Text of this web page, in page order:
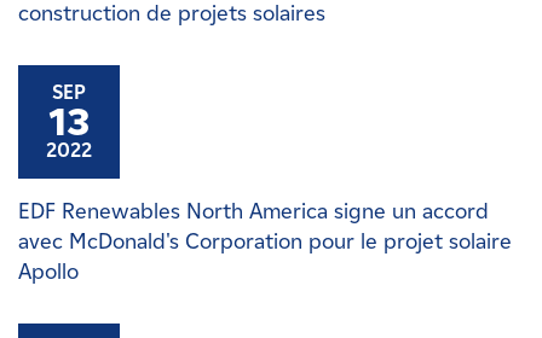
construction de projets solaires
SEP
13
2022
EDF Renewables North America signe un accord
avec McDonald's Corporation pour le projet solaire
Apollo